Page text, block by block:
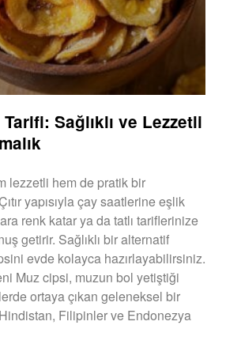
Sağlıklı ve Lezzetli
lezzetli hem de pratik bir
Çıtır yapısıyla çay saatlerine eşlik
renk katar ya da tatlı tariflerinize
getirir. Sağlıklı bir alternatif
evde kolayca hazırlayabilirsiniz.
Muz cipsi, muzun bol yetiştiği
ortaya çıkan geleneksel bir
Hindistan, Filipinler ve Endonezya